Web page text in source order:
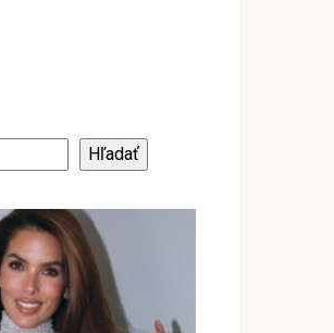
Hľadať